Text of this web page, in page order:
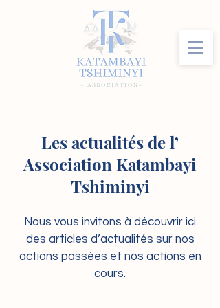
Les actualités de l’
Association Katambayi
Tshiminyi
Nous vous invitons à découvrir ici
des articles d’actualités sur nos
actions passées et nos actions en
cours.